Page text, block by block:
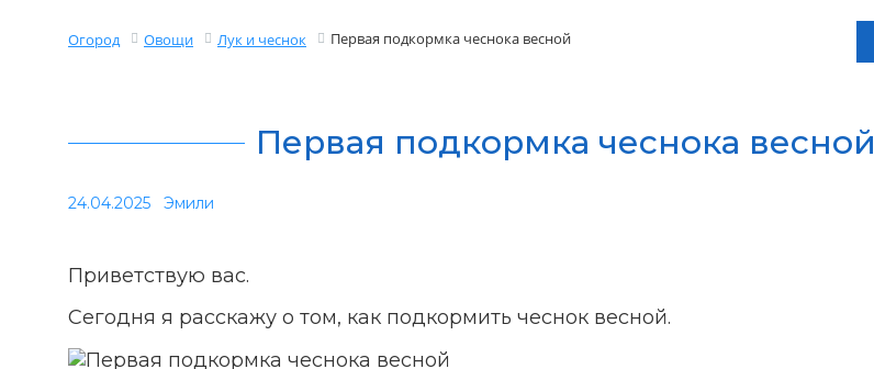
Огород Овощи Лук и чеснок Первая подкормка чеснока весной
Первая подкормка чеснока весной
24.04.2025 Эмили
Приветствую вас.
Сегодня я расскажу о том, как подкормить чеснок весной.